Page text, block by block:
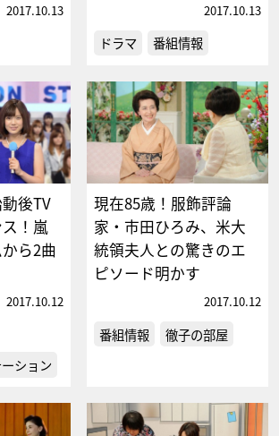
2017.10.13 2017.10.13
ドラマ 番組情報
後TV
！嵐
ら2曲
2017.10.12
ション
現在85歳！服飾評論
家・市田ひろみ、米大
統領夫人との驚きのエ
ピソード明かす
2017.10.12
番組情報 徹子の部屋